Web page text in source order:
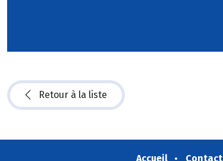
Retour à la liste
Accueil Contact